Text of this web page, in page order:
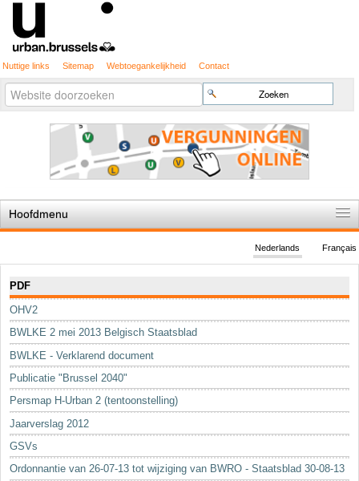
Nuttige links Sitemap Webtoegankelijkheid Contact
Zoek
Geavanceerd
zoeken...
Hoofdmenu
De spelregels
Stedenbouwkundige vergunning
Cartografie
Studies en publicaties
Sleutelwoorden
Stedenbouwkundige inlichtingen
Français
Nederlands
PDF
OHV2
BWLKE 2 mei 2013 Belgisch Staatsblad
BWLKE - Verklarend document
Publicatie "Brussel 2040"
Persmap H-Urban 2 (tentoonstelling)
Jaarverslag 2012
GSVs
Ordonnantie van 26-07-13 tot wijziging van BWRO - Staatsblad 30-08-13